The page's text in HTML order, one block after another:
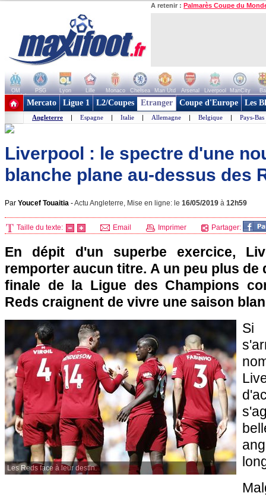
A retenir : Palmarès Coupe du
OM PSG Lyon Lille Monaco Chelsea Man Utd Arsenal Liverpool ManCity
+ de clubs
Mercato Ligue 1 L2/Coupes Etranger Coupe d'Europe Les
Angleterre | Espagne | Italie | Allemagne | Belgique | Pays-Bas
Liverpool : le spectre d'une
blanche plane au-dessus des
Par Youcef Touaitia -Actu Angleterre, Mise en ligne: le 16/05/2019 à 12h59
Taille du texte: Email Imprimer Partager:
En dépit d'un superbe exercice,
remporter aucun titre. A un peu plus de
finale de la Ligue des Champions
Reds craignent de vivre une saison
Les Reds face à leur destin.
Si